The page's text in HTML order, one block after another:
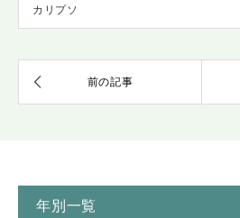
カリプソ
年別一覧